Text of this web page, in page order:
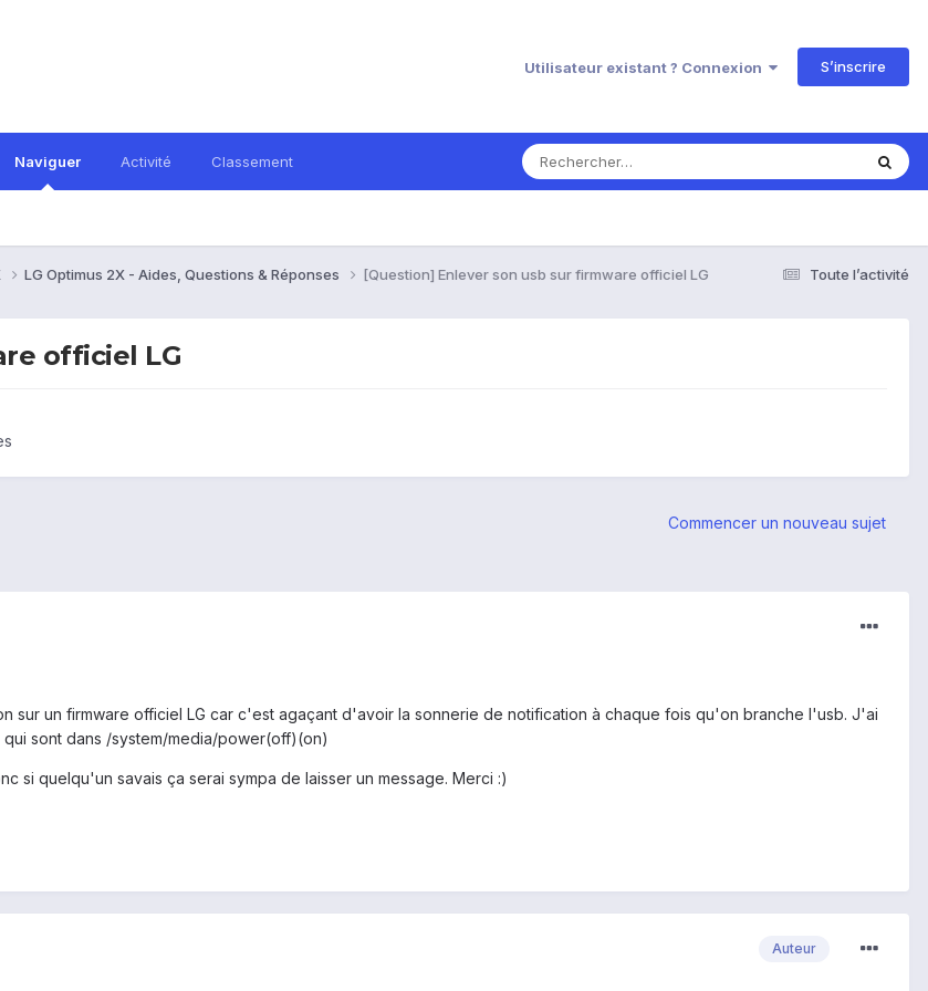
Utilisateur existant ? Connexion S’inscrire
Naviguer Activité Classement
Toute l’activité
LG Optimus 2X - Aides, Questions & Réponses [Question] Enlever son usb sur firmware officiel LG
officiel LG
Commencer un nouveau sujet
sur un firmware officiel LG car c'est agaçant d'avoir la sonnerie de notification à chaque fois qu'on branche l'usb. J'ai
sont dans /system/media/power(off)(on)
si quelqu'un savais ça serai sympa de laisser un message. Merci :)
Auteur